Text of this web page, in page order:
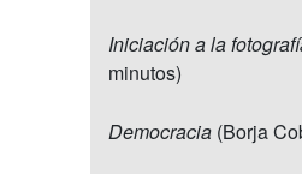
Iniciación a la
minutos)
Democracia (Borja